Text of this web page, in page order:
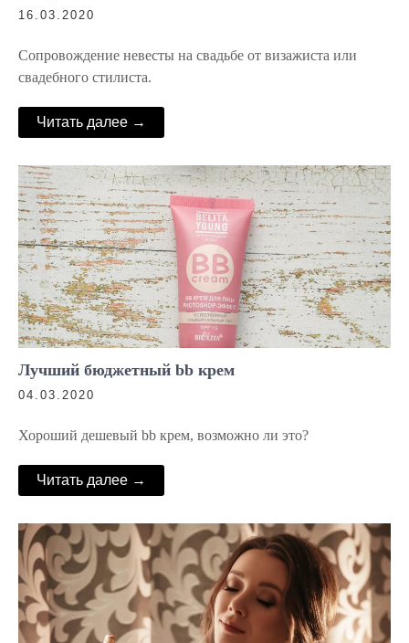
16.03.2020
Сопровождение невесты на свадьбе от визажиста или
свадебного стилиста.
Читать далее →
Лучший бюджетный bb крем
04.03.2020
Хороший дешевый bb крем, возможно ли это?
Читать далее →